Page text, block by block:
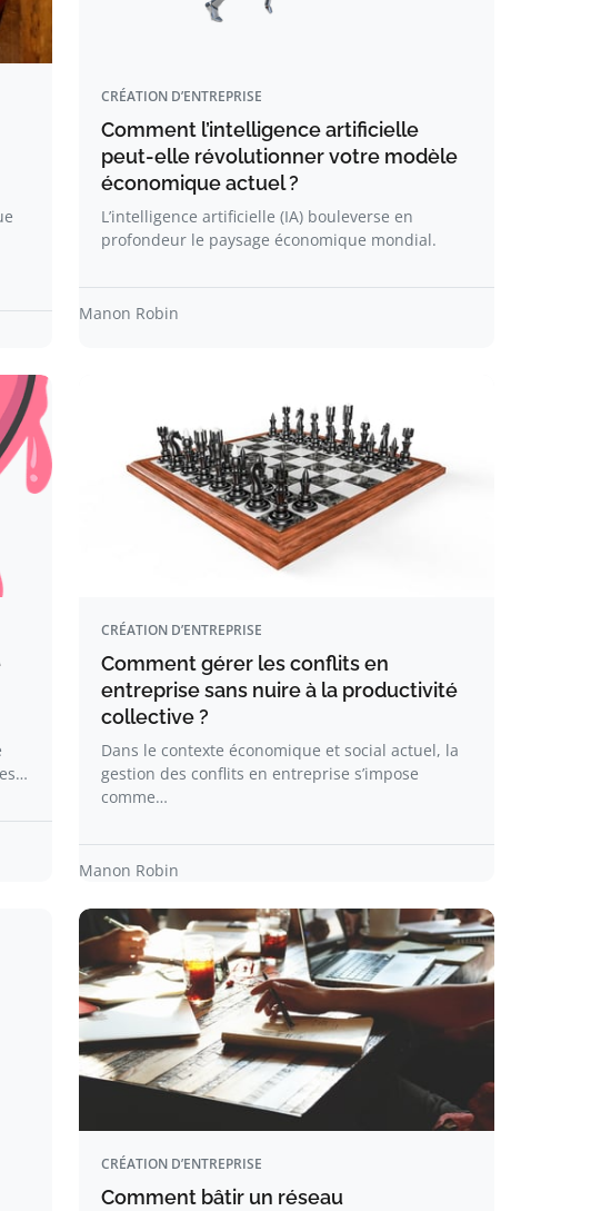
CRÉATION D’ENTREPRISE
Comment l’intelligence artificielle
peut-elle révolutionner votre modèle
économique actuel ?
L’intelligence artificielle (IA) bouleverse en
profondeur le paysage économique mondial.
Manon Robin
CRÉATION D’ENTREPRISE
Comment gérer les conflits en
entreprise sans nuire à la productivité
collective ?
Dans le contexte économique et social actuel, la
gestion des conflits en entreprise s’impose
comme…
Manon Robin
CRÉATION D’ENTREPRISE
Comment bâtir un réseau